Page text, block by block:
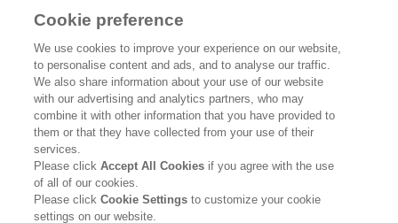
หน้าแรก เกี่ยวกับคาโอ
ความยั่งยืน นวัตกรรม
แบรนด์ของเรา ข่าวประชาสัมพันธ์
ร่วมงานกับเรา
คำชี้แจงทางกฎหมาย นโยบายความเป็นส่วนตัว
Cookie preference
We use cookies to improve your experience on our website,
to personalise content and ads, and to analyse our traffic.
We also share information about your use of our website
with our advertising and analytics partners, who may
combine it with other information that you have provided to
them or that they have collected from your use of their
services.
Please clickAccept All Cookies if you agree with the use
of all of our cookies.
Please clickCookie Settingsto customize your cookie
settings on our website.